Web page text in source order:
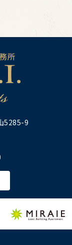
5285-9